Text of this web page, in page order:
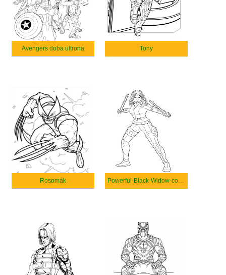
Avengers doba ultrona Tony
Rosomák Powerful-Black-Widow-coloring